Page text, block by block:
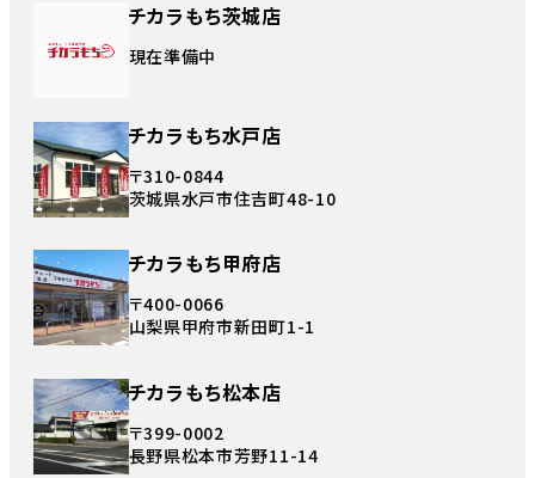
チカラもち茨城店
現在準備中
チカラもち水戸店
〒310-0844
茨城県水戸市住吉町48-10
チカラもち甲府店
〒400-0066
山梨県甲府市新田町1-1
チカラもち松本店
〒399-0002
長野県松本市芳野11-14